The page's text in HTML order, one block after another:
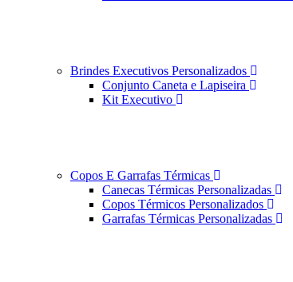
Brindes Executivos Personalizados
Conjunto Caneta e Lapiseira
Kit Executivo
Copos E Garrafas Térmicas
Canecas Térmicas Personalizadas
Copos Térmicos Personalizados
Garrafas Térmicas Personalizadas